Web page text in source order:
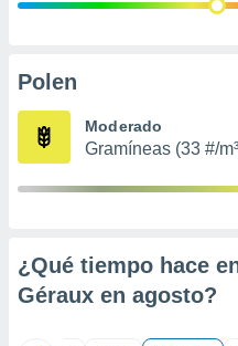
e
publicidad
Polen
Moderado
Gramíneas (33 #/
¿Qué tiempo hace
Géraux en agosto?